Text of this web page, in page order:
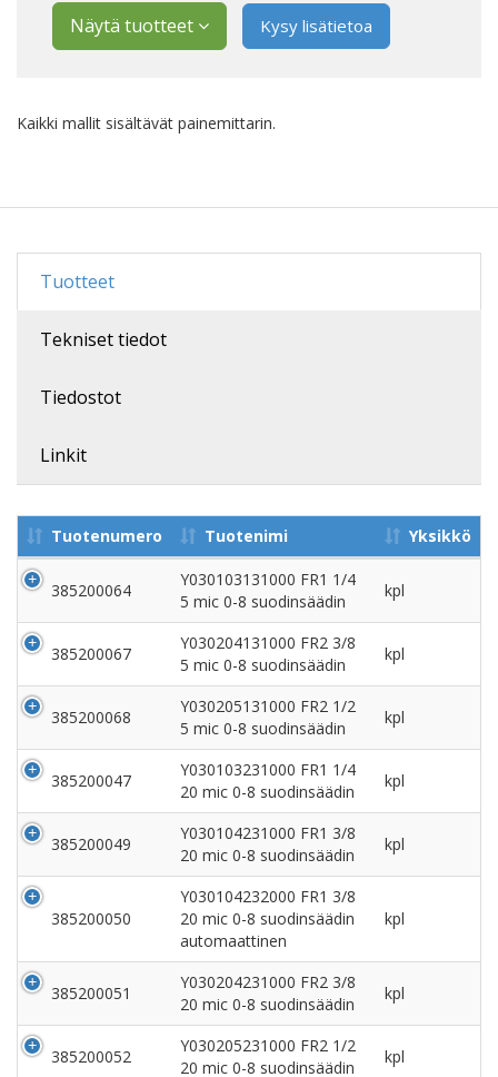
Näytä tuotteet Kysy lisätietoa
Kaikki mallit sisältävät painemittarin.
Tuotteet
Tekniset tiedot
Tiedostot
Linkit
Tuotenumero Tuotenimi Yksikkö
385200064
Y030103131000 FR1 1/4
5 mic 0-8 suodinsäädin
kpl
385200067
Y030204131000 FR2 3/8
5 mic 0-8 suodinsäädin
kpl
385200068
Y030205131000 FR2 1/2
5 mic 0-8 suodinsäädin
kpl
385200047
Y030103231000 FR1 1/4
20 mic 0-8 suodinsäädin
kpl
385200049
Y030104231000 FR1 3/8
20 mic 0-8 suodinsäädin
kpl
385200050
Y030104232000 FR1 3/8
20 mic 0-8 suodinsäädin
automaattinen
kpl
385200051
Y030204231000 FR2 3/8
20 mic 0-8 suodinsäädin
kpl
385200052
Y030205231000 FR2 1/2
20 mic 0-8 suodinsäädin
kpl